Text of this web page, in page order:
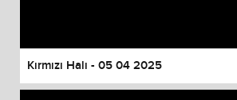
Kırmızı Halı - 05 04 2025